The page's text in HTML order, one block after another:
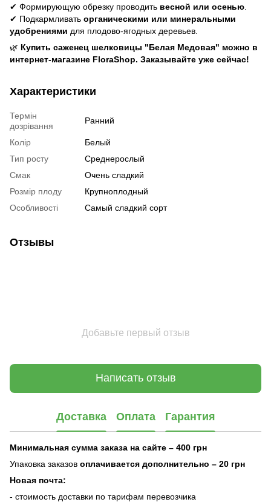
✔ Формирующую обрезку проводить весной или осенью
✔ Подкармливать органическими или минеральными
удобрениями для плодово-ягодных деревьев.
🌿 Купить саженец шелковицы "Белая Медовая" можно в
интернет-магазине FloraShop. Заказывайте уже сейчас!
Характеристики
Термін
дозрівання
Ранний
Колір
Белый
Тип росту
Среднерослый
Смак
Очень сладкий
Розмір плоду
Крупноплодный
Особливості
Самый сладкий сорт
Отзывы
Добавьте первый отзыв
Написать отзыв
Доставка Оплата Гарантия
Минимальная сумма заказа на сайте – 400 грн
Упаковка заказов оплачивается дополнительно – 20 грн
Новая почта:
- стоимость доставки по тарифам перевозчика